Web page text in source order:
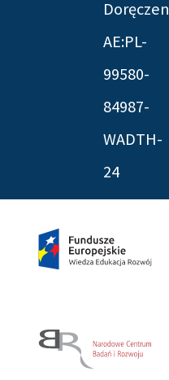
AE:PL-
99580-
84987-
WADTH-
24